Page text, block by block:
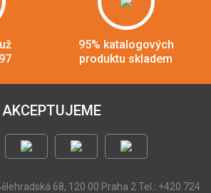
95% katalogových
produktu skladem
AKCEPTUJEME
68, 120 00 Praha 2 Tel.: +420 724